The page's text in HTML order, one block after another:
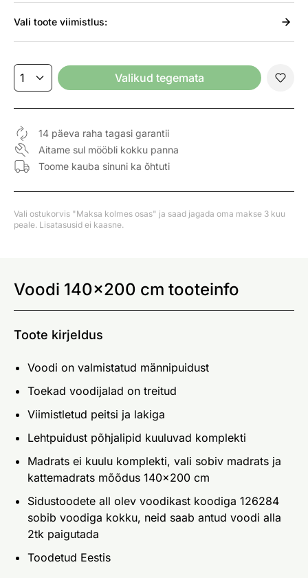
Vali toote viimistlus:
Valikud tegemata
14 päeva raha tagasi garantii
Aitame sul mööbli kokku panna
Toome kauba sinuni ka õhtuti
Vali ostukorvis "Maksa kolmes osas" ja saad jagada oma makse 3 kuu
peale. Lisatasusid ei kaasne.
Voodi 140x200 cm tooteinfo
Toote kirjeldus
Voodi on valmistatud männipuidust
Toekad voodijalad on treitud
Viimistletud peitsi ja lakiga
Lehtpuidust põhjalipid kuuluvad komplekti
Madrats ei kuulu komplekti, vali sobiv madrats ja
kattemadrats mõõdus 140x200 cm
Sidustoodete all olev voodikast koodiga 126284
sobib voodiga kokku, neid saab antud voodi alla
2tk paigutada
Toodetud Eestis